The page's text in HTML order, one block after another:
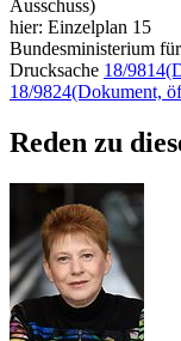
Ausschuss)
hier: Einzelplan 15
Bundesministerium
Drucksache 18/9814
18/9824(Dokument,
Reden zu